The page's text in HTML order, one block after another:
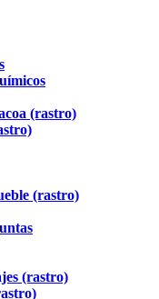
(rastro)
(rastro)
(rastro)